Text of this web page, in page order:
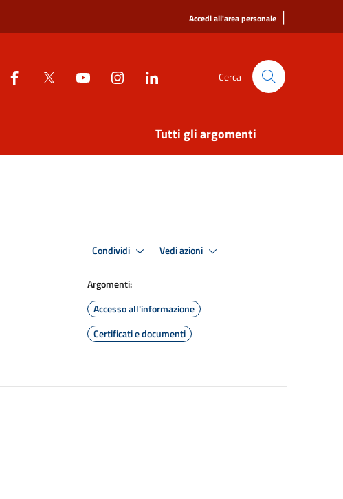
Accedi all'area personale |
Cerca
Tutti gli argomenti
Condividi Vedi azioni
Argomenti:
Accesso all'informazione
Certificati e documenti